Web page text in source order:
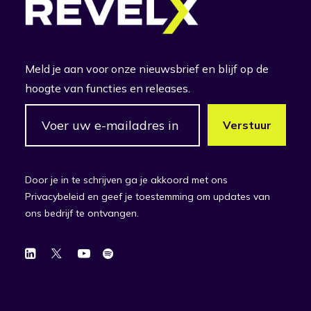
Meld je aan voor onze nieuwsbrief en blijf op de
hoogte van functies en releases.
Door je in te schrijven ga je akkoord met ons
Privacybeleid en geef je toestemming om updates van
ons bedrijf te ontvangen.